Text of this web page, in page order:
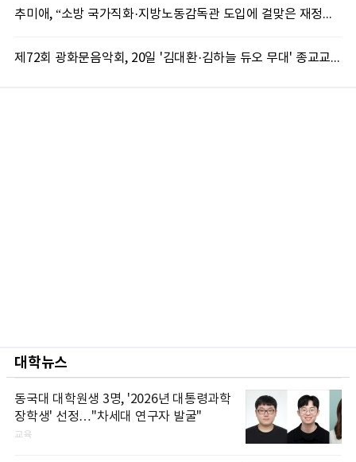
추미애, “소방 국가직화·지방노동감독관 도입에 걸맞은 재정체계 완성해야”
제72회 광화문음악회, 20일 '김대환·김하늘 듀오 무대' 종교교회서 무료 개최
대학뉴스
동국대 대학원생 3명, '2026년 대통령과학
장학생' 선정…"차세대 연구자 발굴"
교육